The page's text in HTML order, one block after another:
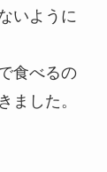
いように
食べるの
ました。